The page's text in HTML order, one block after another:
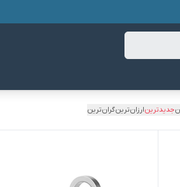
جدیدترینارزان‌ترینگران‌ترین